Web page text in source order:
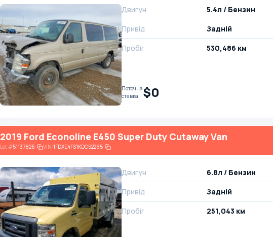
Двигун
5.4л / Бензин
Привід
Задній
Пробіг
530,486 км
Поточна
ставка
$0
2019 Ford Econoline E450 Super Duty Cutaway Van
Lot#51137826 VIN:1FDXE4FS1KDC52265
Двигун
6.8л / Бензин
Привід
Задній
Пробіг
251,043 км